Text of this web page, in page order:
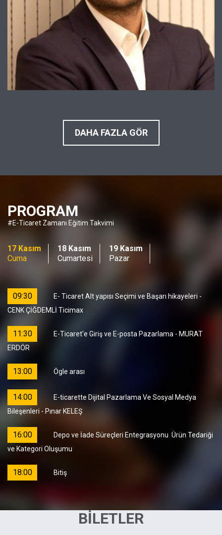
DAHA FAZLA GÖR
PROGRAM
#E-Ticaret Zamanı Eğitim Takvimi
17 Kasım
Cuma
18 Kasım
Cumartesi
19 Kasım
Pazar
09:30
E- Ticaret Alt yapısı Seçimi ve Başarı hikayeleri -
CENK ÇİĞDEMLİ Ticimax
11:30
E-Ticaret'e Giriş ve E-posta Pazarlama - MURAT
ERDÖR
13:00 Ögle arası
14:00
E-ticarette Dijital Pazarlama Ve Sosyal Medya
Bileşenleri - Pınar KELEŞ
16:00
Depo ve İade Süreçleri Entegrasyonu Ürün Tedariği
ve Kategori Oluşumu
18:00 Bitiş
BİLETLER